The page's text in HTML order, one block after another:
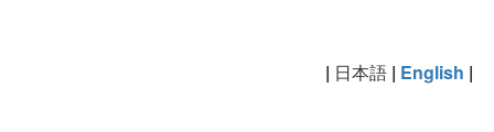
| 日本語 | English |